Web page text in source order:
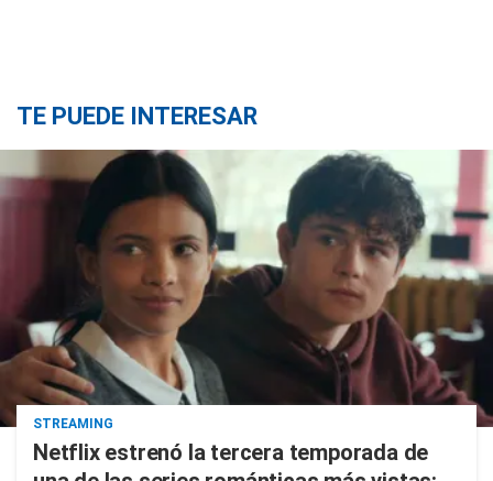
TE PUEDE INTERESAR
STREAMING
Netflix estrenó la tercera temporada de